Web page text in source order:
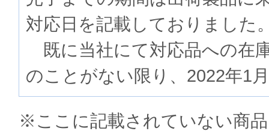
対応日を記載しておりました
既に当社にて対応品への在
のことがない限り、2022年1
※ここに記載されていない商